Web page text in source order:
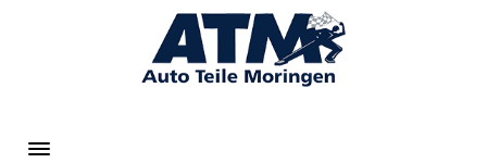
Toggle navigation